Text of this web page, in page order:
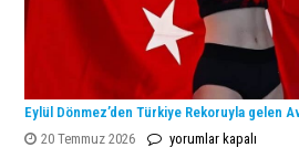
Eylül Dönmez’den Türkiye Rekoruyla gelen
20 Temmuz 2026
Eylül
yorumlar kapalı